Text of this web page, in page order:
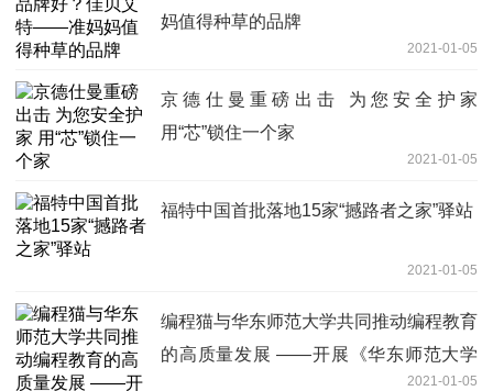
妈值得种草的品牌
2021-01-05
京德仕曼重磅出击 为您安全护家
用“芯”锁住一个家
2021-01-05
福特中国首批落地15家“撼路者之家”驿站
2021-01-05
编程猫与华东师范大学共同推动编程教育
的高质量发展 ——开展《华东师范大学
2021-01-05